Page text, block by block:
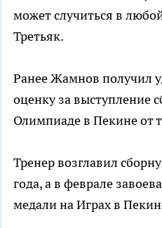
может случиться в
Третьяк.
Ранее Жамнов получил
оценку за выступление
Олимпиаде в Пекине от
Тренер возглавил
года, а в феврале
медали на Играх в